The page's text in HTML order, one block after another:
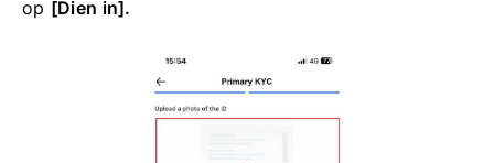
op [Dien in].